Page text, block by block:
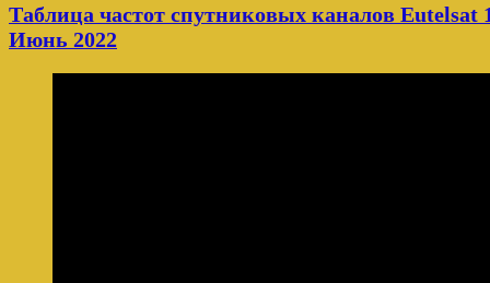
Таблица частот спутниковых каналов Eutelsat
Июнь 2022